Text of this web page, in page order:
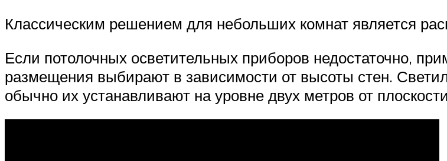
Классическим решением для небольших комнат является
Если потолочных осветительных приборов недостаточно,
размещения выбирают в зависимости от высоты стен.
обычно их устанавливают на уровне двух метров от